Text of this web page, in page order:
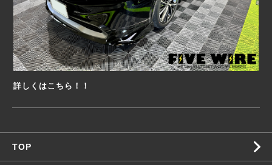
詳しくはこちら！！
TOP